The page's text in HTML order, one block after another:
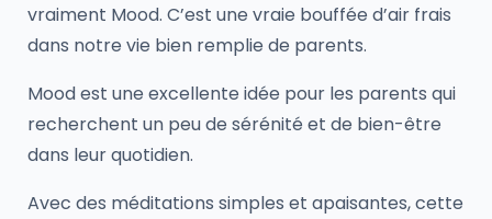
vraiment Mood. C’est une vraie bouffée d’air frais
dans notre vie bien remplie de parents.
Mood est une excellente idée pour les parents qui
recherchent un peu de sérénité et de bien-être
dans leur quotidien.
Avec des méditations simples et apaisantes, cette